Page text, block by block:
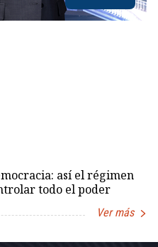
así el régimen
todo el poder
Ver más